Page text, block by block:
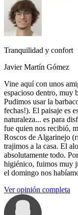
Tranquilidad y confort
Javier Martín Gómez
Vine aquí con unos
espacioso dentro, muy
Pudimos usar la
fechas!). El paisaje es
naturaleza... es para
fue quien nos recibió,
Roscos de Algarinejo
trajimos a la casa. El
absolutamente todo.
higiénico, fuimos muy
el domingo nos
Ver opinión completa